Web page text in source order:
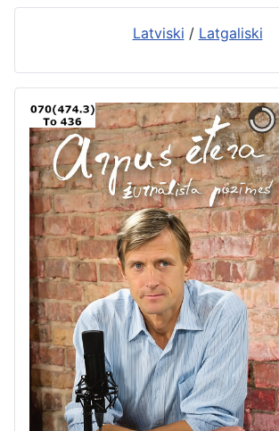
Latviski / Latgaliski